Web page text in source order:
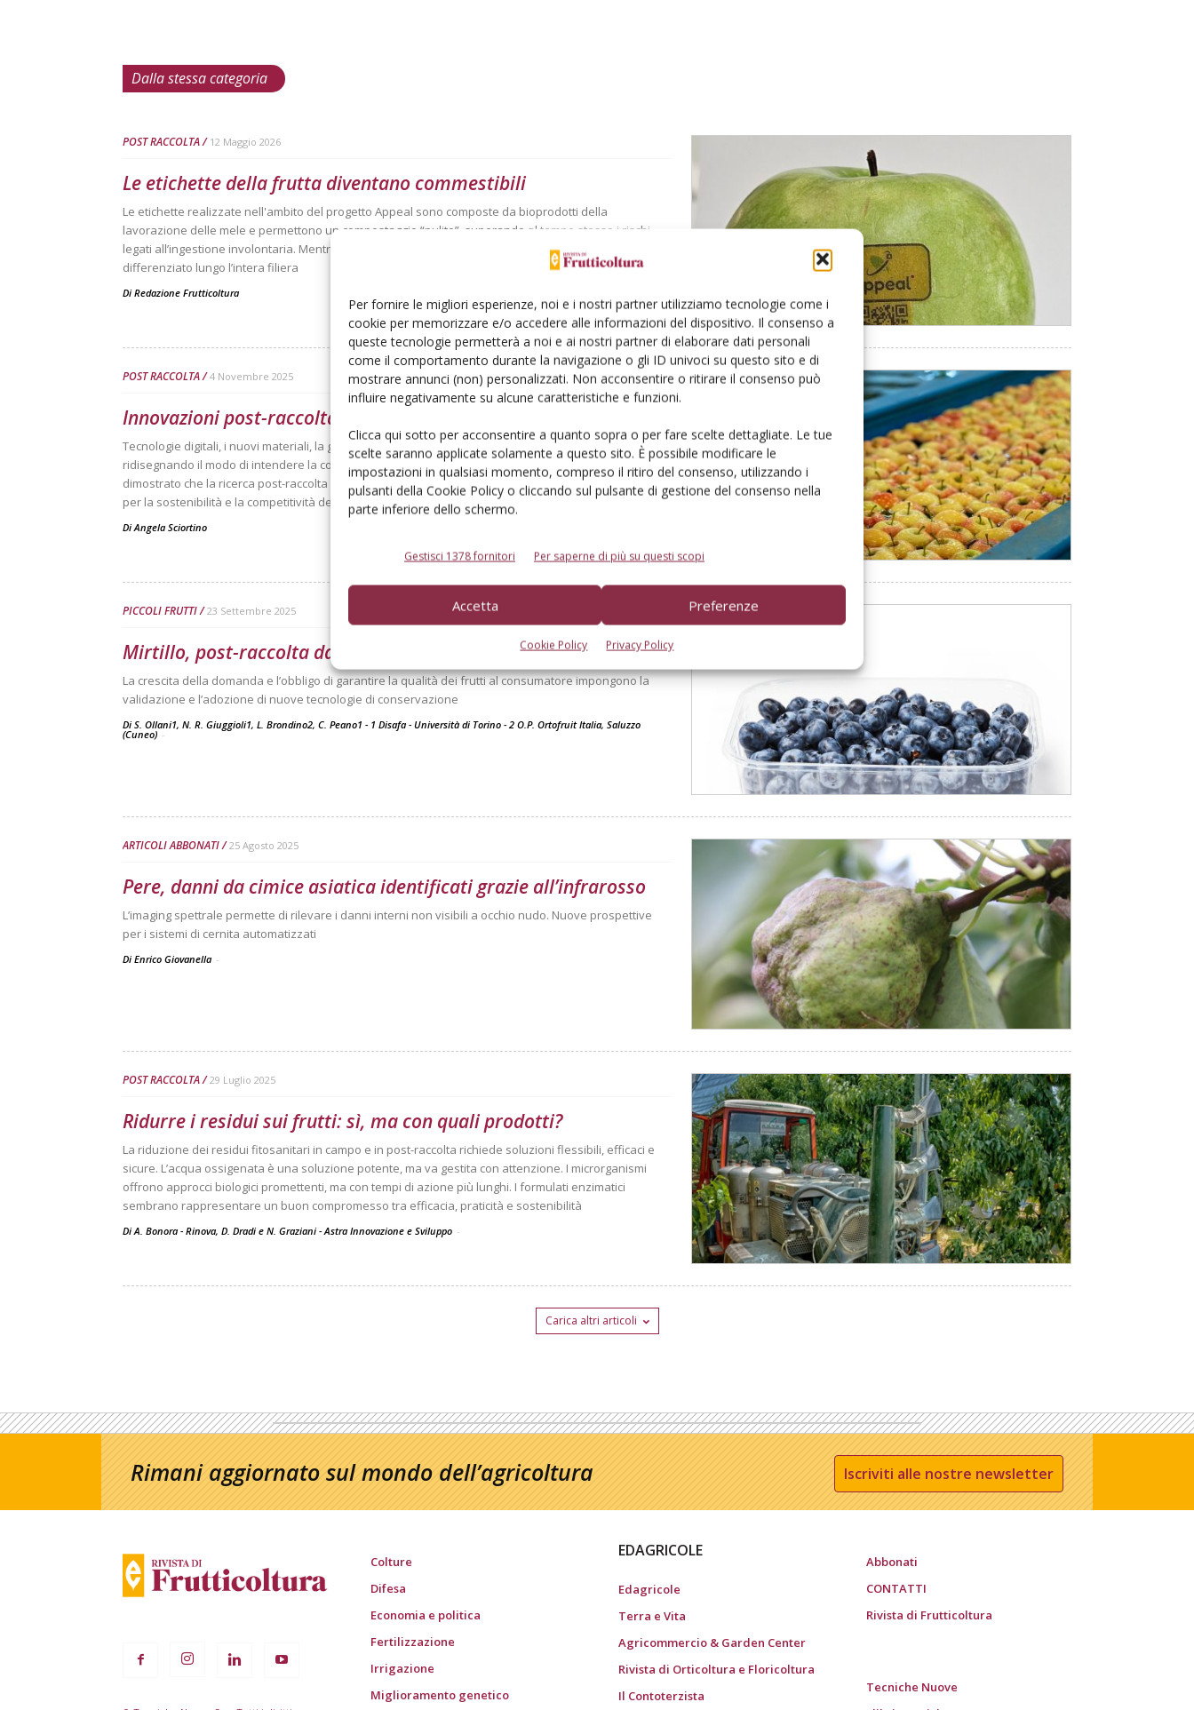
Per fornire le migliori esperienze, noi e i nostri partner utilizziamo tecnologie come i
cookie per memorizzare e/o accedere alle informazioni del dispositivo. Il consenso a
queste tecnologie permetterà a noi e ai nostri partner di elaborare dati personali
come il comportamento durante la navigazione o gli ID univoci su questo sito e di
mostrare annunci (non) personalizzati. Non acconsentire o ritirare il consenso può
influire negativamente su alcune caratteristiche e funzioni.
Clicca qui sotto per acconsentire a quanto sopra o per fare scelte dettagliate. Le tue
scelte saranno applicate solamente a questo sito. È possibile modificare le
impostazioni in qualsiasi momento, compreso il ritiro del consenso, utilizzando i
pulsanti della Cookie Policy o cliccando sul pulsante di gestione del consenso nella
parte inferiore dello schermo.
Gestisci 1378 fornitori Per saperne di più su questi scopi
Accetta Preferenze
Cookie Policy Privacy Policy
Dalla stessa categoria
POST RACCOLTA 12 Maggio 2026
Le etichette della frutta diventano commestibili
Le etichette realizzate nell'ambito del progetto Appeal sono composte da bioprodotti della
lavorazione delle mele e permettono un compostaggio “pulito”, superando al tempo stesso i rischi
legati all’ingestione involontaria. Mentre la tutela delle informazioni garantisce autenticità e accesso
differenziato lungo l’intera filiera
Di Redazione Frutticoltura
POST RACCOLTA 4 Novembre 2025
Innovazioni post-raccolta, leva per la competitività della filiera
Tecnologie digitali, i nuovi materiali, la genetica applicata e la valorizzazione degli scarti stanno
ridisegnando il modo di intendere la conservazione e la qualità. Il 9° Workshop Soi di Palermo ha
dimostrato che la ricerca post-raccolta non è più solo un campo specialistico, ma una leva strategica
per la sostenibilità e la competitività dell’intera filiera ortofrutticola.
DiAngela Sciortino
PICCOLI FRUTTI 23 Settembre 2025
Mirtillo, post-raccolta da ottimizzare
La crescita della domanda e l’obbligo di garantire la qualità dei frutti al consumatore impongono la
validazione e l’adozione di nuove tecnologie di conservazione
Di S. Ollani1, N. R. Giuggioli1, L. Brondino2, C. Peano1 - 1 Disafa - Università di Torino - 2 O.P. Ortofruit Italia, Saluzzo
(Cuneo) -
ARTICOLI ABBONATI 25 Agosto 2025
Pere, danni da cimice asiatica identificati grazie all’infrarosso
L’imaging spettrale permette di rilevare i danni interni non visibili a occhio nudo. Nuove prospettive
per i sistemi di cernita automatizzati
Di Enrico Giovanella -
POST RACCOLTA 29 Luglio 2025
Ridurre i residui sui frutti: sì, ma con quali prodotti?
La riduzione dei residui fitosanitari in campo e in post-raccolta richiede soluzioni flessibili, efficaci e
sicure. L’acqua ossigenata è una soluzione potente, ma va gestita con attenzione. I microrganismi
offrono approcci biologici promettenti, ma con tempi di azione più lunghi. I formulati enzimatici
sembrano rappresentare un buon compromesso tra efficacia, praticità e sostenibilità
Di A. Bonora - Rinova, D. Dradi e N. Graziani - Astra Innovazione e Sviluppo -
Carica altri articoli
Rimani aggiornato sul mondo dell’agricoltura Iscriviti alle nostre newsletter
Colture
Difesa
Economia e politica
Fertilizzazione
Irrigazione
Miglioramento genetico
EDAGRICOLE
Edagricole
Terra e Vita
Agricommercio & Garden Center
Rivista di Orticoltura e Floricoltura
Il Contoterzista
Abbonati
CONTATTI
Rivista di Frutticoltura
Tecniche Nuove